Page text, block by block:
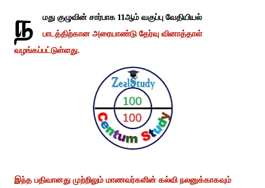
ந
மது குழுவின் சார்பாக 11ஆம் வகுப்பு வேதியியல்
பாடத்திற்கான அரையாண்டு தேர்வு வினாத்தாள்
வழங்கப்பட்டுள்ளது.
இந்த பதிவானது முற்றிலும் மாணவர்களின் கல்வி நலனுக்காகவும்